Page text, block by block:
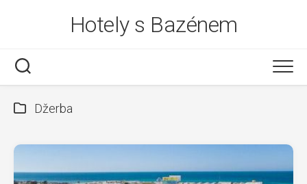
Hotely s Bazénem
Džerba